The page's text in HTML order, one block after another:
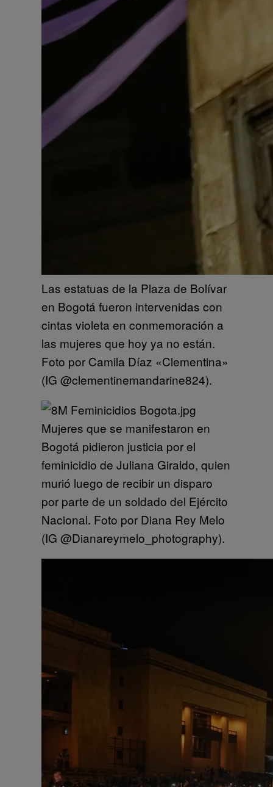
Las estatuas de la Plaza de Bolívar
en Bogotá fueron intervenidas con
cintas violeta en conmemoración a
las mujeres que hoy ya no están.
Foto por Camila Díaz «Clementina»
(IG @clementinemandarine824).
Mujeres que se manifestaron en
Bogotá pidieron justicia por el
feminicidio de Juliana Giraldo, quien
murió luego de recibir un disparo
por parte de un soldado del Ejército
Nacional. Foto por Diana Rey Melo
(IG @Dianareymelo_photography).